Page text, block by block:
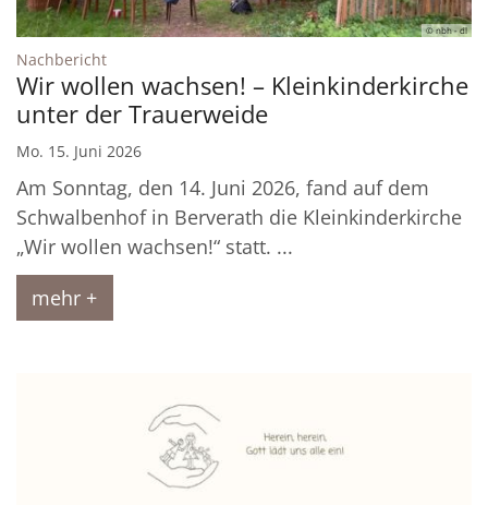
© nbh - dl
Nachbericht:
Wir wollen wachsen! – Kleinkinderkirche
unter der Trauerweide
Mo. 15. Juni 2026
Am Sonntag, den 14. Juni 2026, fand auf dem
Schwalbenhof in Berverath die Kleinkinderkirche
„Wir wollen wachsen!“ statt. ...
mehr +